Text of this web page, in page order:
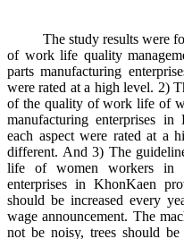
The study results were
of work life quality
parts manufacturing
were rated at a high level. 2)
of the quality of work life of
manufacturing enterprises
each aspect were rated at a
different. And 3) The
life of women workers in
enterprises in KhonKaen
should be increased every
wage announcement. The
not be noisy, trees should